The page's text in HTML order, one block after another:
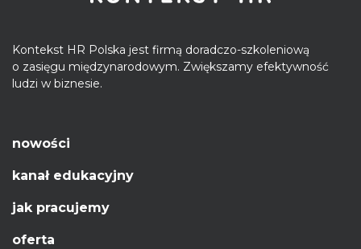
Kontekst HR Polska jest firmą doradczo-szkoleniową
o zasięgu międzynarodowym. Zwiększamy efektywność
ludzi w biznesie.
nowości
kanał edukacyjny
jak pracujemy
oferta